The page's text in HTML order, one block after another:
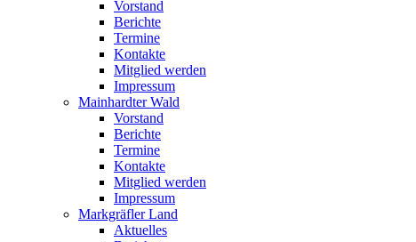
Vorstand
Berichte
Termine
Kontakte
Mitglied werden
Impressum
Mainhardter Wald
Vorstand
Berichte
Termine
Kontakte
Mitglied werden
Impressum
Markgräfler Land
Aktuelles